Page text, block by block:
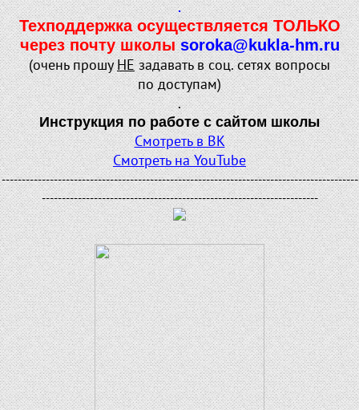
.
Техподдержка осуществляется ТОЛЬКО
через почту школы soroka@kukla-hm.ru
(очень прошуНЕзадавать в соц. сетях вопросы
по доступам)
.
Инструкция по работе с сайтом школы
Смотреть в ВК
Смотреть на YouTube
-----------------------------------------------------------------------------------------
---------------------------------------------------------------------
.